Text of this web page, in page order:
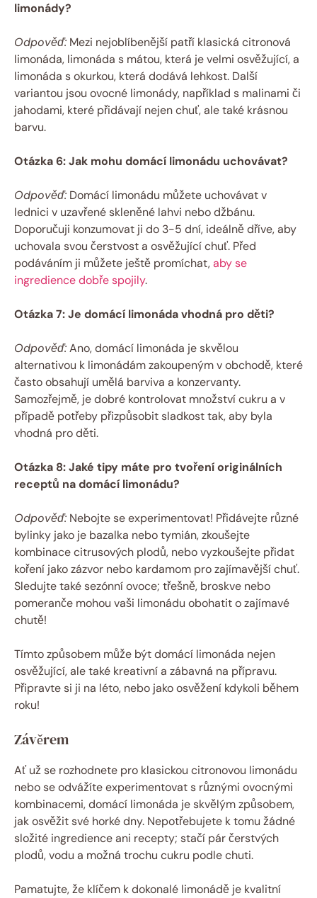
limonády?
Odpověď: Mezi nejoblíbenější patří klasická citronová
limonáda, limonáda s mátou, která je velmi osvěžující, a
limonáda s okurkou, která dodává lehkost. Další
variantou jsou ovocné limonády, například s malinami či
jahodami, které přidávají nejen chuť, ale také krásnou
barvu.
Otázka 6: Jak mohu domácí limonádu uchovávat?
Odpověď: Domácí limonádu můžete uchovávat v
lednici v uzavřené skleněné lahvi nebo džbánu.
Doporučuji konzumovat ji do 3-5 dní, ideálně dříve, aby
uchovala svou čerstvost a osvěžující chuť. Před
podáváním ji můžete ještě promíchat,aby se
ingredience dobře spojily.
Otázka 7: Je domácí limonáda vhodná pro děti?
Odpověď:Ano, domácí limonáda je skvělou
alternativou k limonádám zakoupeným v obchodě, které
často obsahují umělá barviva a konzervanty.
Samozřejmě, je dobré kontrolovat množství cukru a v
případě potřeby přizpůsobit sladkost tak, aby byla
vhodná pro děti.
Otázka 8: Jaké tipy máte pro tvoření originálních
receptů na domácí limonádu?
Odpověď: Nebojte se experimentovat! Přidávejte různé
bylinky jako je bazalka nebo tymián, zkoušejte
kombinace citrusových plodů, nebo vyzkoušejte přidat
koření jako zázvor nebo kardamom pro zajímavější chuť.
Sledujte také sezónní ovoce; třešně, broskve nebo
pomeranče mohou vaši limonádu obohatit o zajímavé
chutě!
Tímto způsobem může být domácí limonáda nejen
osvěžující, ale také kreativní a zábavná na přípravu.
Připravte si ji na léto, nebo jako osvěžení kdykoli během
roku!
Závěrem
Ať už se rozhodnete pro klasickou citronovou limonádu
nebo se odvážíte experimentovat s různými ovocnými
kombinacemi, domácí limonáda je skvělým způsobem,
jak osvěžit své horké dny. Nepotřebujete k tomu žádné
složité ingredience ani recepty; stačí pár čerstvých
plodů, vodu a možná trochu cukru podle chuti.
Pamatujte, že klíčem k dokonalé limonádě je kvalitní